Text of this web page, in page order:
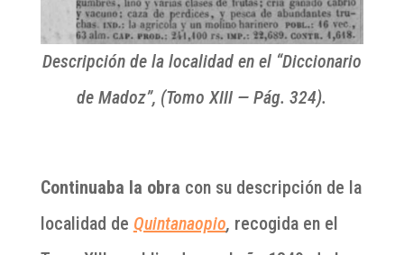
Descripción de la localidad en el “Diccionario
de Madoz”, (Tomo XIII — Pág. 324).
Continuaba la obra con su descripción de la
localidad de Quintanaopio, recogida en el